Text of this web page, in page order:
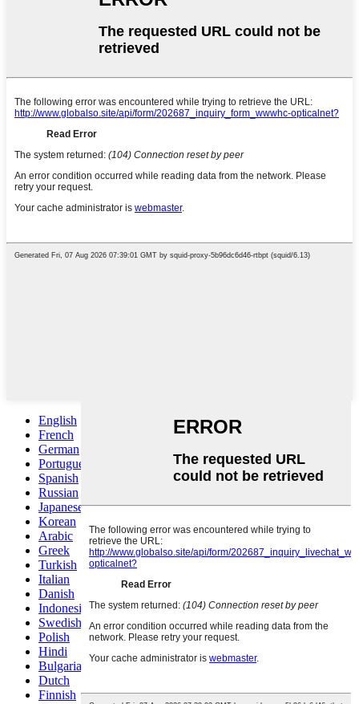
English
French
German
Portuguese
Spanish
Russian
Japanese
Korean
Arabic
Greek
Turkish
Italian
Danish
Indonesian
Swedish
Polish
Hindi
Bulgarian
Dutch
Finnish